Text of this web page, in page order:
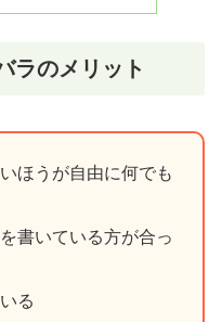
ラのメリット
ほうが自由に何でも
書いている方が合っ
る